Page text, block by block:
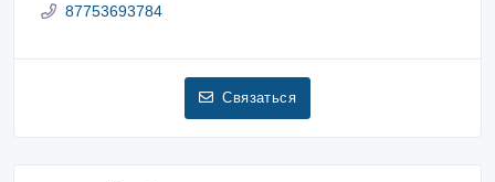
87753693784
Связаться